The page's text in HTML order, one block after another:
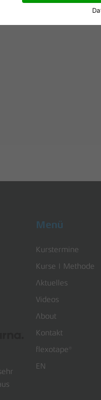
Menü
Kurstermine
Kurse | Methode
Aktuelles
Videos
About
Kontakt
flexotape®
EN